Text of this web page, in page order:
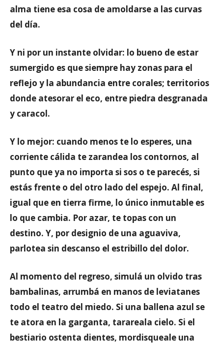
alma tiene esa cosa de amoldarse a las curvas
del día.
Y ni por un instante olvidar: lo bueno de estar
sumergido es que siempre hay zonas para el
reflejo y la abundancia entre corales; territorios
donde atesorar el eco, entre piedra desgranada
y caracol.
Y lo mejor: cuando menos te lo esperes, una
corriente cálida te zarandea los contornos, al
punto que ya no importa si sos o te parecés, si
estás frente o del otro lado del espejo. Al final,
igual que en tierra firme, lo único inmutable es
lo que cambia. Por azar, te topas con un
destino. Y, por designio de una aguaviva,
parlotea sin descanso el estribillo del dolor.
Al momento del regreso, simulá un olvido tras
bambalinas, arrumbá en manos de leviatanes
todo el teatro del miedo. Si una ballena azul se
te atora en la garganta, tarareala cielo. Si el
bestiario ostenta dientes, mordisqueale una